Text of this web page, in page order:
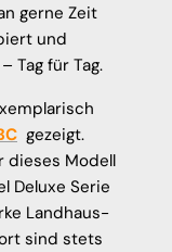
gerne Zeit
und
Tag für Tag.
gezeigt.
dieses Modell
Deluxe Serie
Landhaus-
sind stets